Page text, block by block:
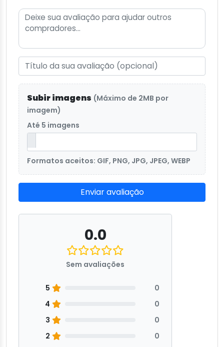
Subir imagens (Máximo de 2MB por
imagem)
Até 5 imagens
Formatos aceitos: GIF, PNG, JPG, JPEG, WEBP
Enviar avaliação
0.0
Sem avaliações
5
0
4
0
3
0
2
0